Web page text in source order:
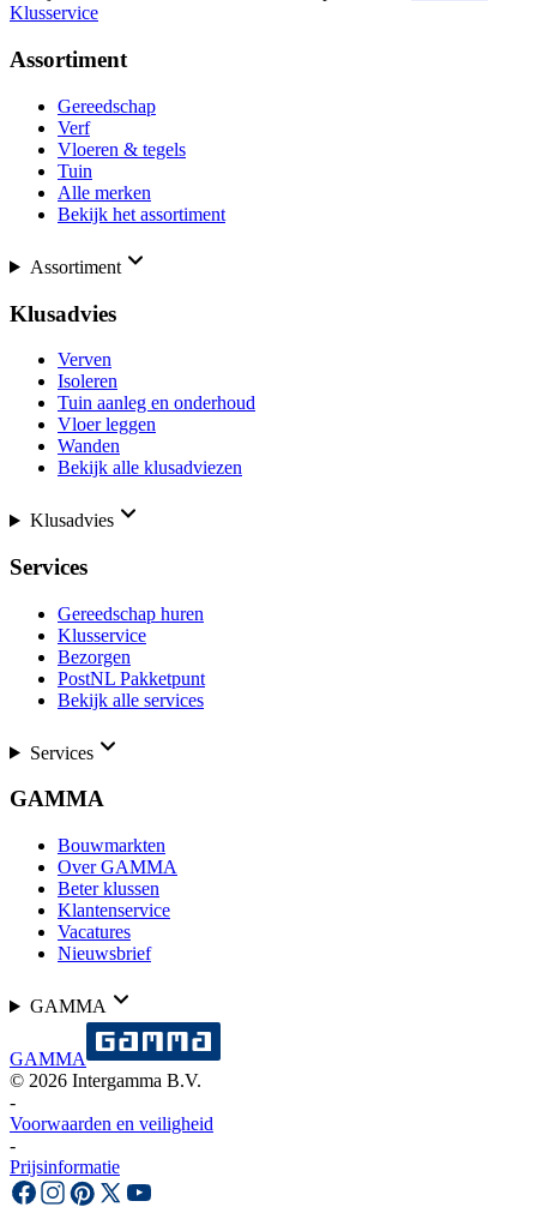
Klusservice
Assortiment
Gereedschap
Verf
Vloeren & tegels
Tuin
Alle merken
Bekijk het assortiment
Assortiment
Klusadvies
Verven
Isoleren
Tuin aanleg en onderhoud
Vloer leggen
Wanden
Bekijk alle klusadviezen
Klusadvies
Services
Gereedschap huren
Klusservice
Bezorgen
PostNL Pakketpunt
Bekijk alle services
Services
GAMMA
Bouwmarkten
Over GAMMA
Beter klussen
Klantenservice
Vacatures
Nieuwsbrief
GAMMA
GAMMA
© 2026 Intergamma B.V.
-
Voorwaarden en veiligheid
-
Prijsinformatie